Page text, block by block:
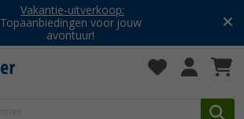
Vakantie-uitverkoop:
Topaanbiedingen voor jouw
avontuur!